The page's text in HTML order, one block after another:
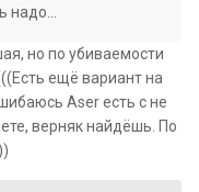
но по убиваемости
ещё вариант на
Aser есть с не
верняк найдёшь. По